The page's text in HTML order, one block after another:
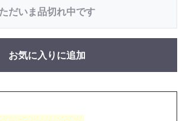
ただいま品切れ中です
お気に入りに追加